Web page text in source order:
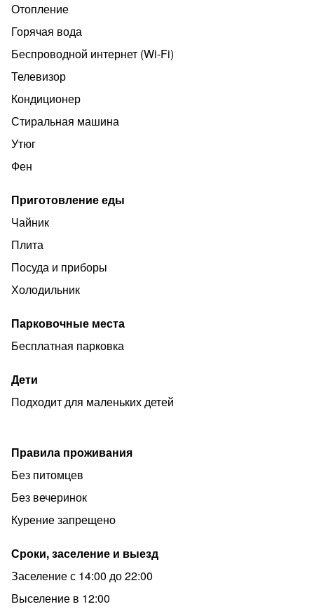
Отопление
Горячая вода
Беспроводной интернет (Wi‑Fi)
Телевизор
Кондиционер
Стиральная машина
Утюг
Фен
Приготовление еды
Чайник
Плита
Посуда и приборы
Холодильник
Парковочные места
Бесплатная парковка
Дети
Подходит для маленьких детей
Правила проживания
Без питомцев
Без вечеринок
Курение запрещено
Сроки, заселение и выезд
Заселение с 14:00 до 22:00
Выселение в 12:00